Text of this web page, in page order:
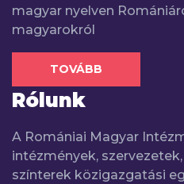
magyar nyelven
magyarokról
TOVÁBB
Rólunk
A Romániai Magyar
intézmények,
színterek közigazgatási